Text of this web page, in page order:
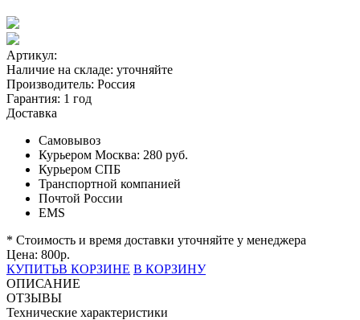
Артикул:
Наличие на складе: уточняйте
Производитель: Россия
Гарантия: 1 год
Доставка
Самовывоз
Курьером Москва: 280 руб.
Курьером СПБ
Транспортной компанией
Почтой России
EMS
* Стоимость и время доставки уточняйте у менеджера
Цена: 800р.
КУПИТЬВ КОРЗИНЕ В КОРЗИНУ
ОПИСАНИЕ
ОТЗЫВЫ
Технические характеристики